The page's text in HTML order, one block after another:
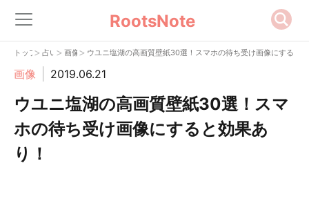
RootsNote
トップ> 占い> 画像> ウユニ塩湖の高画質壁紙30選！スマホの待ち受け画像にすると
画像 2019.06.21
ウユニ塩湖の高画質壁紙30選！スマ
ホの待ち受け画像にすると効果あ
り！